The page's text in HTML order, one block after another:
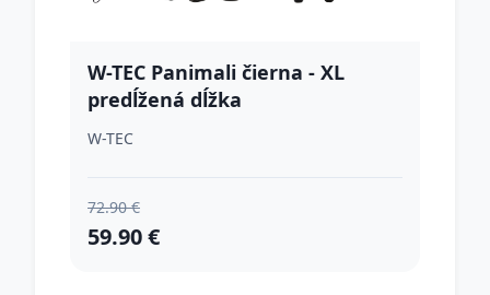
W-TEC Panimali čierna - XL
predĺžená dĺžka
W-TEC
72.90 €
59.90 €